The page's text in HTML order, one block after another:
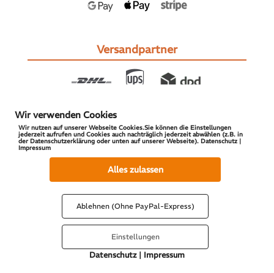
Versandpartner
© 2026 S-PARTS | All Rights Reserved
Vertrag widerrufen
Wir verwenden Cookies
Wir nutzen auf unserer Webseite Cookies.Sie können die Einstellungen
jederzeit aufrufen und Cookies auch nachträglich jederzeit abwählen (z.B. in
der Datenschutzerklärung oder unten auf unserer Webseite). Datenschutz |
Impressum
Alles zulassen
Ablehnen (Ohne PayPal-Express)
Einstellungen
Datenschutz| Impressum